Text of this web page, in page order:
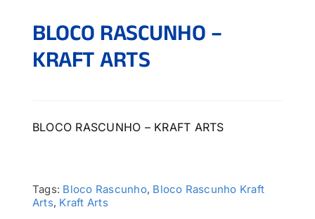
BLOCO RASCUNHO –
KRAFT ARTS
BLOCO RASCUNHO – KRAFT ARTS
Tags: Bloco Rascunho, Bloco Rascunho Kraft
Arts, Kraft Arts